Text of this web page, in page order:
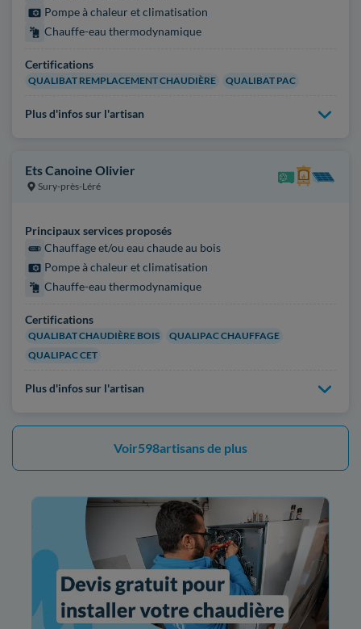
Pompe à chaleur et climatisation
Chauffe-eau thermodynamique
Certifications
QUALIBAT REMPLACEMENT CHAUDIÈRE QUALIBAT PAC
Plus d'infos sur l'artisan
Ets Canoine Olivier
Sury-près-Léré
Principaux services proposés
Chauffage et/ou eau chaude au bois
Pompe à chaleur et climatisation
Chauffe-eau thermodynamique
Certifications
QUALIBAT CHAUDIÈRE BOIS
QUALIPAC CHAUFFAGE
QUALIPAC CET
Plus d'infos sur l'artisan
Voir598artisans de plus